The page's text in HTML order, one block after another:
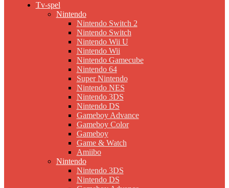
Tv-spel
Nintendo
Nintendo Switch 2
Nintendo Switch
Nintendo Wii U
Nintendo Wii
Nintendo Gamecube
Nintendo 64
Super Nintendo
Nintendo NES
Nintendo 3DS
Nintendo DS
Gameboy Advance
Gameboy Color
Gameboy
Game & Watch
Amiibo
Nintendo
Nintendo 3DS
Nintendo DS